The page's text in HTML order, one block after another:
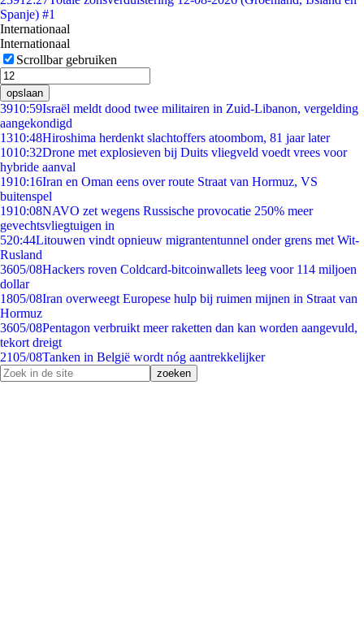
Spanje) #1
Internationaal
Internationaal
Scrollbar gebruiken
opslaan
3910:59Israël meldt dood twee militairen in Zuid-Libanon, vergelding
aangekondigd
1310:48Hiroshima herdenkt slachtoffers atoombom, 81 jaar later
1010:32Drone met explosieven bij Duits vliegveld voedt vrees voor
hybride aanval
1910:16Iran en Oman eens over route Straat van Hormuz, VS
buitenspel
1910:08NAVO zet wegens Russische provocatie 250% meer
gevechtsvliegtuigen in
520:44Litouwen vindt opnieuw migrantentunnel onder grens met Wit-
Rusland
3605/08Hackers roven Coldcard-bitcoinwallets leeg voor 114 miljoen
dollar
1805/08Iran overweegt Europese hulp bij ruimen mijnen in Straat van
Hormuz
3605/08Pentagon verbruikt meer raketten dan kan worden aangevuld,
tekort dreigt
2105/08Tanken in België wordt nóg aantrekkelijker